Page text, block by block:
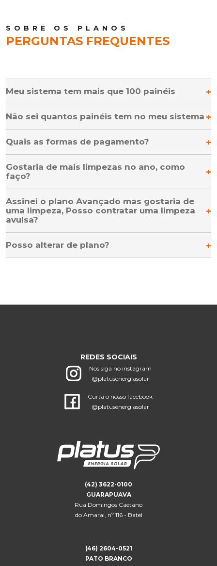
SOBRE OS PLANOS
PERGUNTAS FREQUENTES
Meu sistema tem mais que 100 painéis
Não sei quantos painéis tem no meu sistema
Quais as formas de pagamento?
Gostaria de mais limpezas no ano, como
faço?
Assinei o plano Avançado mas gostaria de
uma limpeza, Posso contratar uma limpeza
avulsa?
Posso alterar de plano?
REDES SOCIAIS
Nos siga no instagram
@platusenergiasolar
Curta o nosso facebook
@platusenergiasolar
(42) 3622-0100
GUARAPUAVA
Rua Domingos Caetano
do Amaral, nº 116 - Batel
(46) 2604-0521
PATO BRANCO